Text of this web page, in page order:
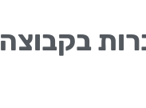
בקבוצה